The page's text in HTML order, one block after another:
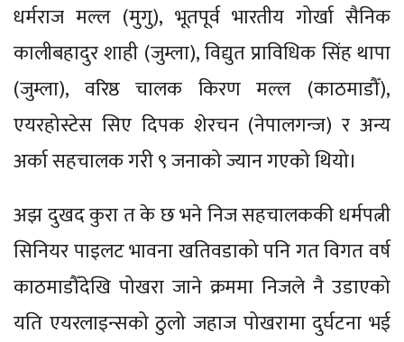
धर्मराज मल्ल (मुगु), भूतपूर्व भारतीय गोर्खा सैनिक
कालीबहादुर शाही (जुम्ला), विद्युत प्राविधिक सिंह थापा
(जुम्ला), वरिष्ठ चालक किरण मल्ल (काठमाडौँ),
एयरहोस्टेस सिए दिपक शेरचन (नेपालगन्ज) र अन्य
अर्का सहचालक गरी ९ जनाको ज्यान गएको थियो।
अझ दुखद कुरा त के छ भने निज सहचालककी धर्मपत्नी
सिनियर पाइलट भावना खतिवडाको पनि गत विगत वर्ष
काठमाडौँदेखि पोखरा जाने क्रममा निजले नै उडाएको
यति एयरलाइन्सको ठुलो जहाज पोखरामा दुर्घटना भई